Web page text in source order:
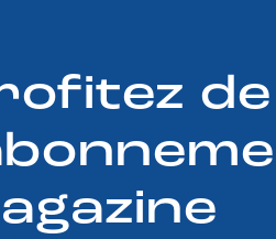
de